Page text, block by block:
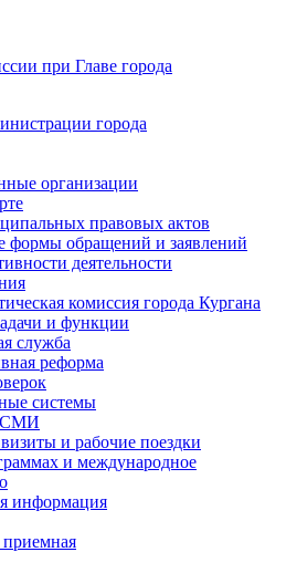
при Главе города
города
организации
правовых актов
формы обращений и заявлений
деятельности
комиссия города Кургана
и функции
служба
реформа
системы
СМИ
и рабочие поездки
и международное
информация